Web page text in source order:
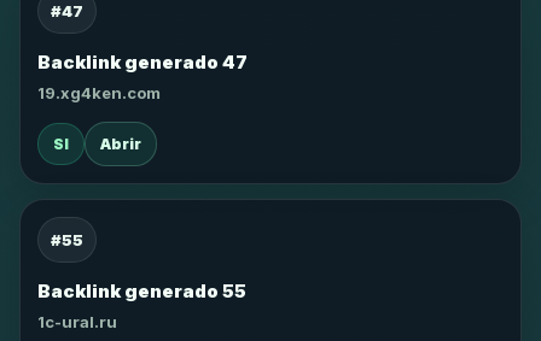
#47
Backlink generado 47
19.xg4ken.com
SI Abrir
#55
Backlink generado 55
1c-ural.ru